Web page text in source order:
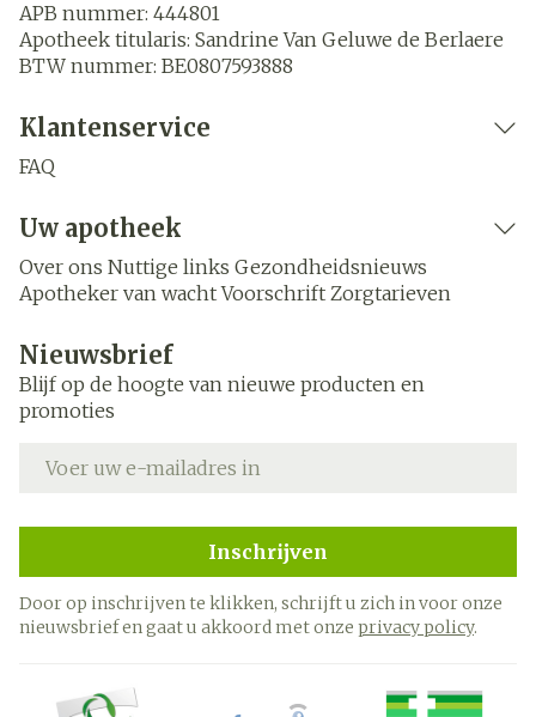
APB nummer: 444801
Apotheek titularis: Sandrine Van Geluwe de Berlaere
BTW nummer: BE0807593888
Klantenservice
FAQ
Uw apotheek
Over ons Nuttige links Gezondheidsnieuws
Apotheker van wacht Voorschrift Zorgtarieven
Nieuwsbrief
Blijf op de hoogte van nieuwe producten en
promoties
Inschrijven
Door op inschrijven te klikken, schrijft u zich in voor onze
nieuwsbrief en gaat u akkoord met onze privacy policy.